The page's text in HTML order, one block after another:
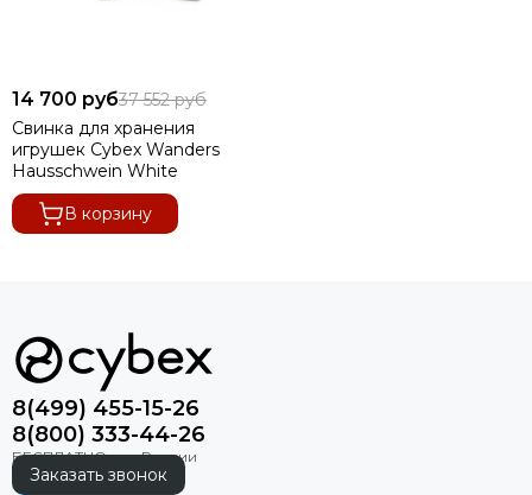
14 700 руб37 552 руб
Свинка для хранения
игрушек Cybex Wanders
Hausschwein White
В корзину
8(499) 455-15-26
8(800) 333-44-26
Заказать звонок